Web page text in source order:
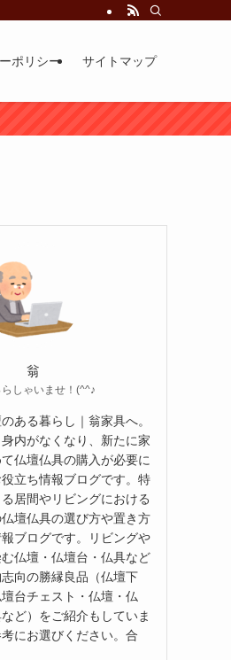
ポリシー サイトマップ
翁
しゃいませ！(^^♪
ある暮らし｜翁家具へ。
内がなくなり、新たに家
仏壇仏具の購入が必要に
立ち情報ブログです。特
居間やリビングにおける
壇仏具の選び方や置き方
ブログです。リビングや
仏壇・仏壇台・仏具など
向の勝縁良品（仏壇下
台チェスト・仏壇・仏
ど）をご紹介もしていま
にお選びください。合